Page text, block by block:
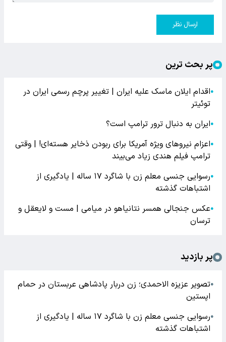
ارسال نظر
پر بحث ترین
●اقدام ایلان ماسک علیه ایران | تغییر پرچم رسمی ایران در
توئیتر
●ایران به دنبال ترور ترامپ است؟
●اعزام نیروهای ویژه آمریکا برای ربودن ذخایر هسته‌ای! | وقتی
ترامپ فیلم هندی زیاد می‌بیند
●
رسوایی جنسی معلم زن با شاگرد ۱۷ ساله | یادگیری از
اشتباهات گذشته
●عکس جنجالی همسر نتانیاهو در میامی | مست و لایعقل و
ترسان
پر بازدید
●تصویر عزیزه الاحمدی؛ زن دربار پادشاهی عربستان در حمام
اپستین
●
رسوایی جنسی معلم زن با شاگرد ۱۷ ساله | یادگیری از
اشتباهات گذشته